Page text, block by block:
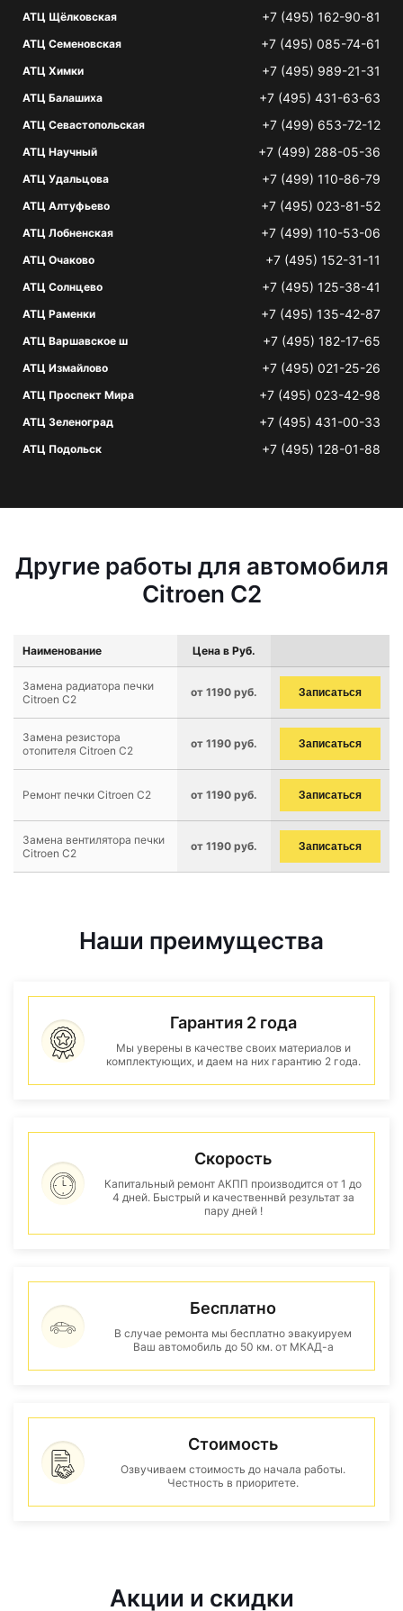
АТЦ Щёлковская +7 (495) 162-90-81
АТЦ Семеновская +7 (495) 085-74-61
АТЦ Химки +7 (495) 989-21-31
АТЦ Балашиха +7 (495) 431-63-63
АТЦ Севастопольская +7 (499) 653-72-12
АТЦ Научный +7 (499) 288-05-36
АТЦ Удальцова +7 (499) 110-86-79
АТЦ Алтуфьево +7 (495) 023-81-52
АТЦ Лобненская +7 (499) 110-53-06
АТЦ Очаково +7 (495) 152-31-11
АТЦ Солнцево +7 (495) 125-38-41
АТЦ Раменки +7 (495) 135-42-87
АТЦ Варшавское ш +7 (495) 182-17-65
АТЦ Измайлово +7 (495) 021-25-26
АТЦ Проспект Мира +7 (495) 023-42-98
АТЦ Зеленоград +7 (495) 431-00-33
АТЦ Подольск +7 (495) 128-01-88
Другие работы для автомобиля
Citroen C2
Наименование Цена в Руб.
Замена радиатора печки
Citroen C2
от 1190 руб. Записаться
Замена резистора
отопителя Citroen C2
от 1190 руб. Записаться
Ремонт печки Citroen C2 от 1190 руб. Записаться
Замена вентилятора печки
Citroen C2
от 1190 руб. Записаться
Наши преимущества
Гарантия 2 года
Мы уверены в качестве своих материалов и
комплектующих, и даем на них гарантию 2 года.
Скорость
Капитальный ремонт АКПП производится от 1 до
4 дней. Быстрый и качественнвй результат за
пару дней !
Бесплатно
В случае ремонта мы бесплатно эвакуируем
Ваш автомобиль до 50 км. от МКАД-а
Стоимость
Озвучиваем стоимость до начала работы.
Честность в приоритете.
Акции и скидки